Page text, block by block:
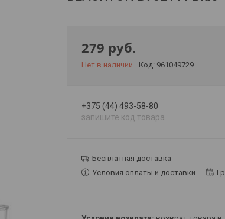
279 руб.
Нет в наличии Код: 961049729
+375 (44) 493-58-80
запишите код товара
Бесплатная доставка
Условия оплаты и доставки